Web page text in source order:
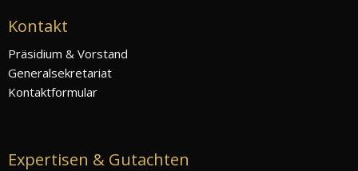
Kontakt
Präsidium & Vorstand
Generalsekretariat
Kontaktformular
Expertisen & Gutachten